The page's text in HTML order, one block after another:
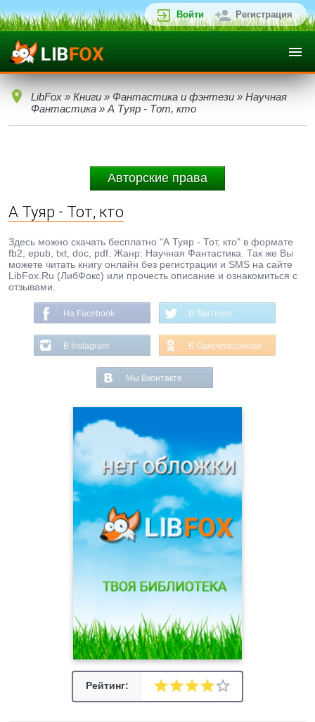
Войти Регистрация
LibFox » Книги » Фантастика и фэнтези » Научная
Фантастика » А Туяр - Тот, кто
Авторские права
А Туяр - Тот, кто
Здесь можно скачать бесплатно "А Туяр - Тот, кто" в формате
fb2, epub, txt, doc, pdf. Жанр: Научная Фантастика. Так же Вы
можете читать книгу онлайн без регистрации и SMS на сайте
LibFox.Ru (ЛибФокс) или прочесть описание и ознакомиться с
отзывами.
На Facebook В Твиттере
В Instagram В Одноклассниках
Мы Вконтакте
Рейтинг: